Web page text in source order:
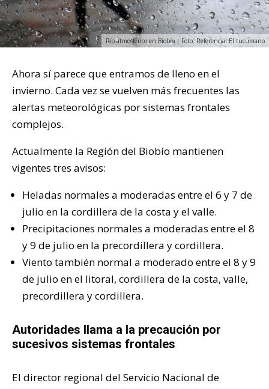
Río atmosférico en Biobío | Foto: Referencial El tucumano
Ahora sí parece que entramos de lleno en el
invierno. Cada vez se vuelven más frecuentes las
alertas meteorológicas por sistemas frontales
complejos.
Actualmente la Región del Biobío mantienen
vigentes tres avisos:
Heladas normales a moderadas entre el 6 y 7 de
julio en la cordillera de la costa y el valle.
Precipitaciones normales a moderadas entre el 8
y 9 de julio en la precordillera y cordillera.
Viento también normal a moderado entre el 8 y 9
de julio en el litoral, cordillera de la costa, valle,
precordillera y cordillera.
Autoridades llama a la precaución por
sucesivos sistemas frontales
El director regional del Servicio Nacional de